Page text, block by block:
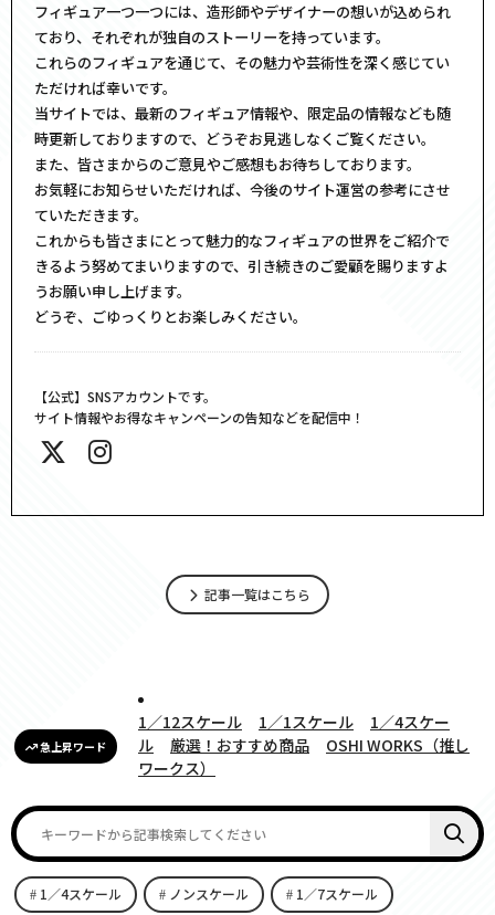
フィギュア一つ一つには、造形師やデザイナーの想いが込められ
ており、それぞれが独自のストーリーを持っています。
これらのフィギュアを通じて、その魅力や芸術性を深く感じてい
ただければ幸いです。
当サイトでは、最新のフィギュア情報や、限定品の情報なども随
時更新しておりますので、どうぞお見逃しなくご覧ください。
また、皆さまからのご意見やご感想もお待ちしております。
お気軽にお知らせいただければ、今後のサイト運営の参考にさせ
ていただきます。
これからも皆さまにとって魅力的なフィギュアの世界をご紹介で
きるよう努めてまいりますので、引き続きのご愛顧を賜りますよ
うお願い申し上げます。
どうぞ、ごゆっくりとお楽しみください。
【公式】SNSアカウントです。
サイト情報やお得なキャンペーンの告知などを配信中！
記事一覧はこちら
急上昇ワード
1／12スケール 1／1スケール
1／4スケー
ル
厳選！おすすめ商品
OSHI WORKS（推し
ワークス）
1／4スケール ノンスケール 1／7スケール